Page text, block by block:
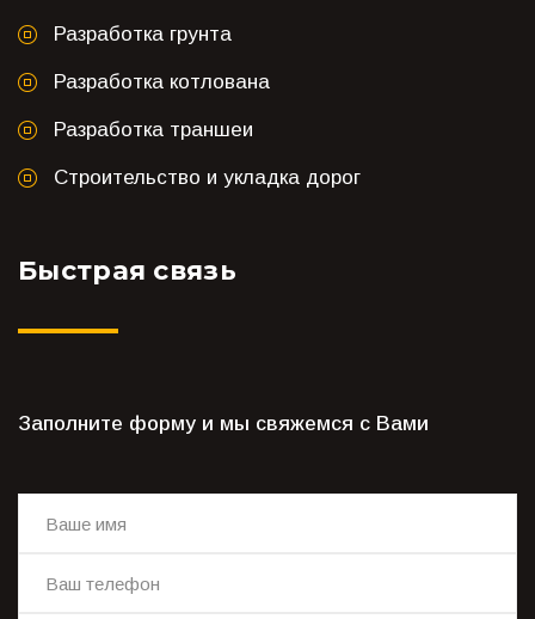
Разработка грунта
Разработка котлована
Разработка траншеи
Строительство и укладка дорог
Быстрая связь
Заполните форму и мы свяжемся с Вами